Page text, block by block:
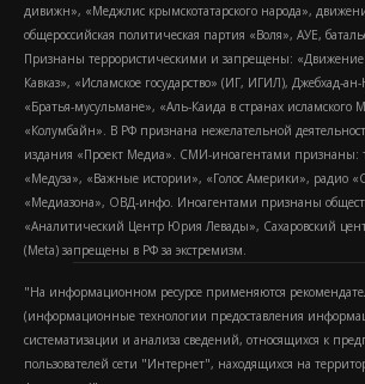
дивижн», «Меджлис крымскотатарского народа»,
общероссийская политическая партия «Воля», АУЕ,
Признаны террористическими и запрещены:
Кавказ», «Исламское государство» (ИГ, ИГИЛ), Джебхад-
«Братья-мусульмане», «Аль-Каида в странах исламского
«Колумбайн». В РФ признана нежелательной
издания «Проект Медиа». СМИ-иноагентами признаны:
«Медуза», «Важные истории», «Голос Америки», радио
«Медиазона», ОВД-инфо. Иноагентами признаны
«Аналитический Центр Юрия Левады», Сахаровский
(Metа) запрещены в РФ за экстремизм.
"На информационном ресурсе применяются
(информационные технологии предоставления
систематизации и анализа сведений, относящихся к
пользователей сети "Интернет", находящихся на